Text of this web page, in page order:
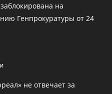
на
Генпрокуратуры от 24
не отвечает за